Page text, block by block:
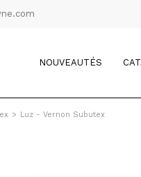
NOUVEAUTÉS
> Luz - Vernon Subutex